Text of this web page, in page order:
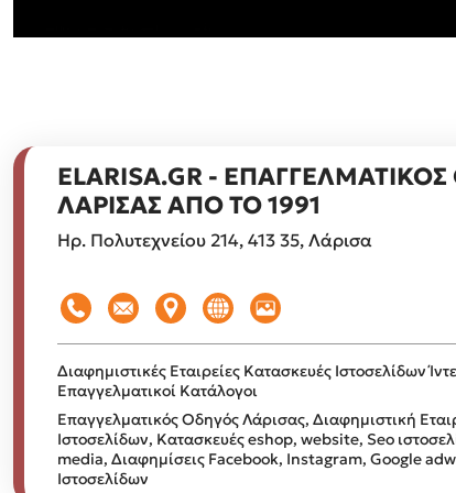
ELARISA.GR -
ΛΑΡΙΣΑΣ ΑΠΟ ΤΟ 1991
Ηρ. Πολυτεχνείου 214, 413 35, Λάρισα
Διαφημιστικές Εταιρείες Κατασκευές Ιστοσελίδων
Επαγγελματικοί Κατάλογοι
Επαγγελματικός Οδηγός Λάρισας, Διαφημιστική
Ιστοσελίδων, Κατασκευές eshop, website, Seo
media, Διαφημίσεις Facebook, Instagram, Google
Ιστοσελίδων